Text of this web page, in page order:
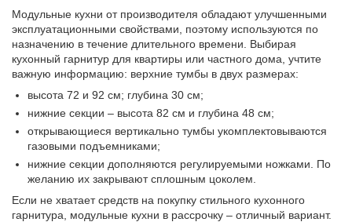
Модульные кухни от производителя обладают улучшенными
эксплуатационными свойствами, поэтому используются по
назначению в течение длительного времени. Выбирая
кухонный гарнитур для квартиры или частного дома, учтите
важную информацию: верхние тумбы в двух размерах:
высота 72 и 92 см; глубина 30 см;
нижние секции – высота 82 см и глубина 48 см;
открывающиеся вертикально тумбы укомплектовываются
газовыми подъемниками;
нижние секции дополняются регулируемыми ножками. По
желанию их закрывают сплошным цоколем.
Если не хватает средств на покупку стильного кухонного
гарнитура, модульные кухни в рассрочку – отличный вариант.